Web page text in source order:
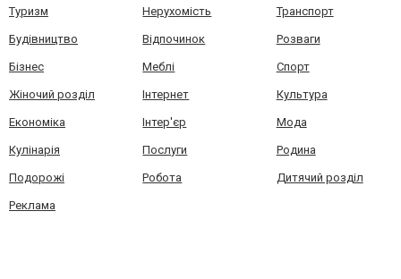
Туризм Нерухомість Транспорт
Будівництво Відпочинок Розваги
Бізнес Меблі Спорт
Жіночий розділ Інтернет Культура
Економіка Інтер'єр Мода
Кулінарія Послуги Родина
Подорожі Робота Дитячий розділ
Реклама